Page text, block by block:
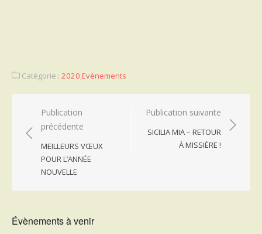
Catégorie : 2020,Evènements
Navigation
de
l’article
Publication
précédente
MEILLEURS VŒUX
POUR L’ANNÉE
NOUVELLE
Publication suivante
SICILIA MIA – RETOUR
À MISSIÈRE !
Évènements à venir